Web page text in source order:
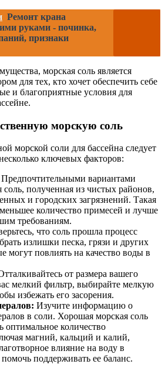
Ремонт крана
руками - починка,
признаки
морская соль является
для тех, кто хочет обеспечить себе
и благоприятные условия для
морскую соль
морской соли для бассейна следует
ключевых факторов:
Предпочтительными вариантами
соль, полученная из чистых районов,
и городских загрязнений. Такая
количество примесей и лучше
требованиям.
что соль прошла процесс
излишки песка, грязи и других
могут повлиять на качество воды в
от размера вашего
мелкий фильтр, выбирайте мелкую
избежать его засорения.
Изучите информацию о
в соли. Хорошая морская соль
оптимальное количество
магний, кальций и калий,
влияние на воду в
поддерживать ее баланс.